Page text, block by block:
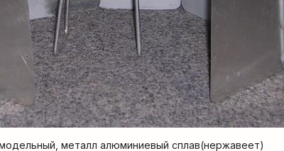
металл алюминиевый сплав(нержавеет)